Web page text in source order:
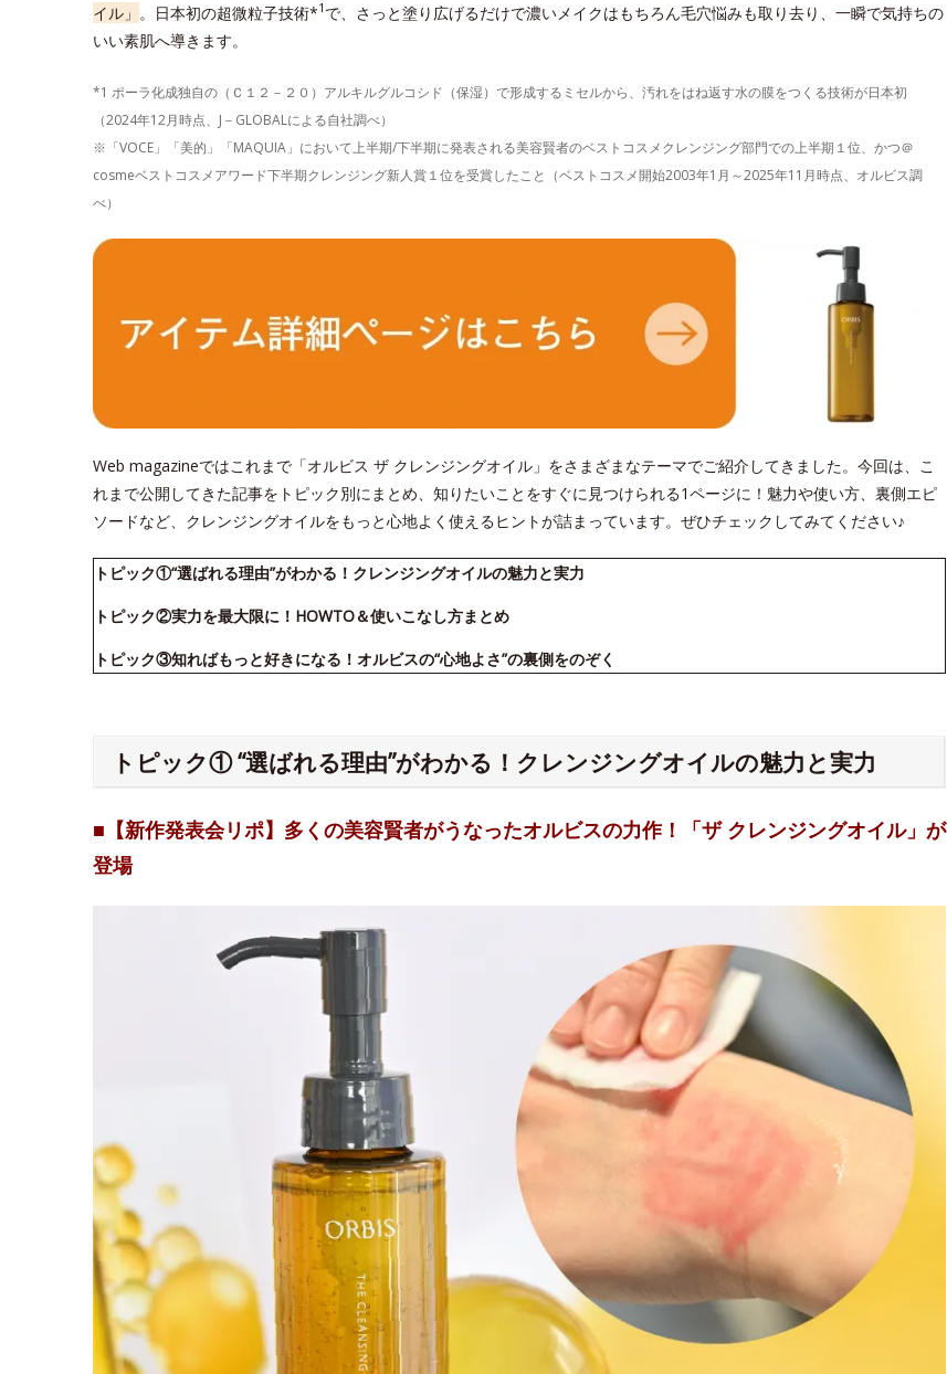
イル」 。日本初の超微粒子技術*1 で、さっと塗り広げるだけで濃いメイクはもちろん毛穴悩みも取り去り、一瞬で気持ちの
いい素肌へ導きます。
*1 ポーラ化成独自の（Ｃ１２－２０）アルキルグルコシド（保湿）で形成するミセルから、汚れをはね返す水の膜をつくる技術が日本初
（2024年12月時点、J－GLOBALによる自社調べ）
※「VOCE」「美的」「MAQUIA」において上半期/下半期に発表される美容賢者のベストコスメクレンジング部門での上半期１位、かつ＠
cosmeベストコスメアワード下半期クレンジング新人賞１位を受賞したこと（ベストコスメ開始2003年1月～2025年11月時点、オルビス調
べ）
Web magazineではこれまで「オルビス ザ クレンジングオイル」をさまざまなテーマでご紹介してきました。今回は、こ
れまで公開してきた記事をトピック別にまとめ、知りたいことをすぐに見つけられる1ページに！魅力や使い方、裏側エピ
ソードなど、クレンジングオイルをもっと心地よく使えるヒントが詰まっています。ぜひチェックしてみてください♪
トピック①“選ばれる理由”がわかる！クレンジングオイルの魅力と実力
トピック②実力を最大限に！HOWTO＆使いこなし方まとめ
トピック③知ればもっと好きになる！オルビスの“心地よさ”の裏側をのぞく
トピック① “選ばれる理由”がわかる！クレンジングオイルの魅力と実力
■【新作発表会リポ】多くの美容賢者がうなったオルビスの力作！「ザ クレンジングオイル」が
登場